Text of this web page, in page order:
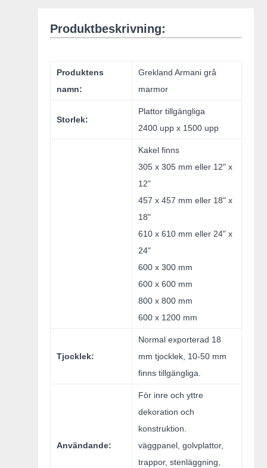
Produktbeskrivning:
Produktens
namn:
Grekland Armani grå
marmor
Storlek:
Plattor tillgängliga
2400 upp x 1500 upp
Kakel finns
305 x 305 mm eller 12" x
12"
457 x 457 mm eller 18" x
18"
610 x 610 mm eller 24" x
24"
600 x 300 mm
600 x 600 mm
800 x 800 mm
600 x 1200 mm
Tjocklek:
Normal exporterad 18
mm tjocklek, 10-50 mm
finns tillgängliga.
Användande:
För inre och yttre
dekoration och
konstruktion.
väggpanel, golvplattor,
trappor, stenläggning,